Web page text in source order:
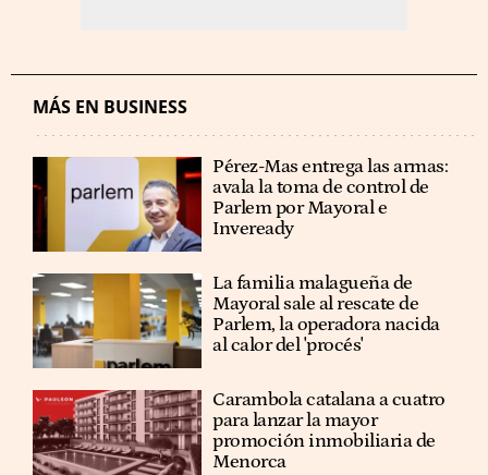
MÁS EN BUSINESS
Pérez-Mas entrega las armas:
avala la toma de control de
Parlem por Mayoral e
Inveready
La familia malagueña de
Mayoral sale al rescate de
Parlem, la operadora nacida
al calor del 'procés'
Carambola catalana a cuatro
para lanzar la mayor
promoción inmobiliaria de
Menorca